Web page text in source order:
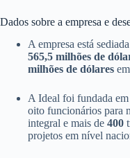
Dados sobre a empresa e
A empresa está
565,5 milhões de
milhões de dólares
A Ideal foi fundada em
oito funcionários para
integral e mais de 400
projetos em nível